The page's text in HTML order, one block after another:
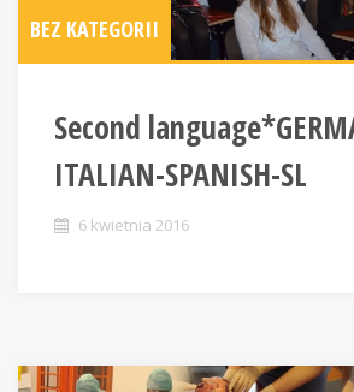
BEZ KATEGORII
Second
ITALIAN-SPANISH-SL
6 kwietnia 2016